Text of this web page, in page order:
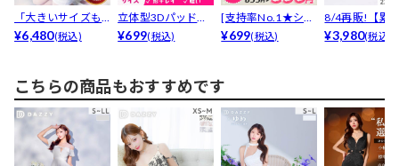
「大きいサイズも
安い!」と大好評★
¥6,480(税込)
立体型3Dパッド付
きヌードブラ
¥699(税込)
[支持率No.1★シリ
コン100％ヌー...
¥699(税込)
8/4再販!【累
万足以上販売
¥3,980(税込)
こちらの商品もおすすめです